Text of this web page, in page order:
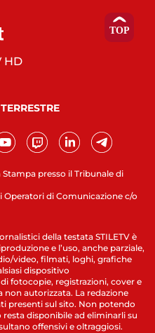
presso il Tribunale di
Operatori di Comunicazione c/o
HD
della testata STILETV è
e l’uso, anche parziale,
video, filmati, loghi, grafiche
dispositivo
fotocopie, registrazioni, cover e
autorizzata. La redazione
presenti sul sito. Non potendo
disponibile ad eliminarli su
offensivi e oltraggiosi.